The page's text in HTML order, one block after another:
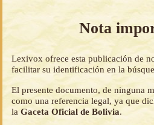
Nota
Lexivox ofrece esta publicación de
facilitar su identificación en la
El presente documento, de ninguna
como una referencia legal, ya que
laGaceta Oficial de Bolivia.